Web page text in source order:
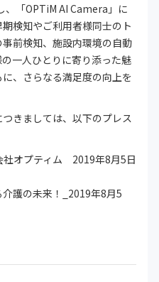
、「OPTiM AI Camera」に
検知やご利用者様同士のト
前検知、施設内環境の自動
一人ひとりに寄り添った魅
、さらなる満足度の向上を
きましては、以下のプレス
社オプティム 2019年8月5日
介護の未来！_2019年8月5